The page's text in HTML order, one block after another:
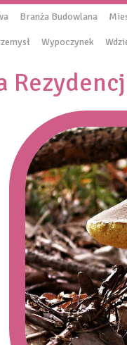
Branża Budowlana
Wypoczynek